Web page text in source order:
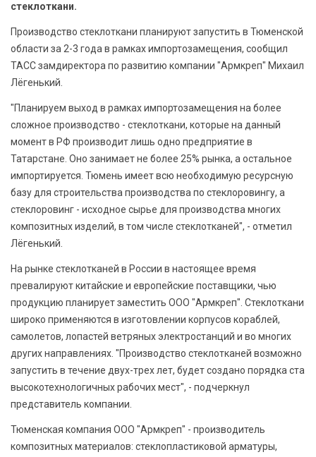
стеклоткани.
Производство стеклоткани планируют запустить в Тюменской
области за 2-3 года в рамках импортозамещения, сообщил
ТАСС замдиректора по развитию компании "Армкреп" Михаил
Лёгенький.
"Планируем выход в рамках импортозамещения на более
сложное производство - стеклоткани, которые на данный
момент в РФ производит лишь одно предприятие в
Татарстане. Оно занимает не более 25% рынка, а остальное
импортируется. Тюмень имеет всю необходимую ресурсную
базу для строительства производства по стеклоровингу, а
стеклоровинг - исходное сырье для производства многих
композитных изделий, в том числе стеклотканей", - отметил
Лёгенький.
На рынке стеклотканей в России в настоящее время
превалируют китайские и европейские поставщики, чью
продукцию планирует заместить ООО "Армкреп". Стеклоткани
широко применяются в изготовлении корпусов кораблей,
самолетов, лопастей ветряных электростанций и во многих
других направлениях. "Производство стеклотканей возможно
запустить в течение двух-трех лет, будет создано порядка ста
высокотехнологичных рабочих мест", - подчеркнул
представитель компании.
Тюменская компания ООО "Армкреп" - производитель
композитных материалов: стеклопластиковой арматуры,